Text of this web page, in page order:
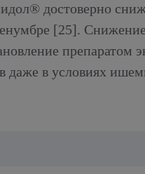
достоверно
[25].
препаратом
даже в условиях